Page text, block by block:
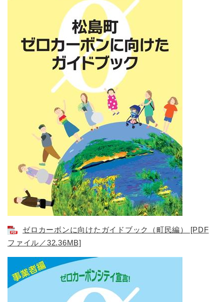
ゼロカーボンに向けたガイドブック（町民編） [PDF
ファイル／32.36MB]